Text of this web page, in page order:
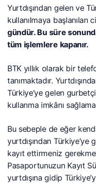
Yurtdışından gelen ve
kullanılmaya başlanılan
gündür. Bu süre
tüm işlemlere kapanır.
BTK yıllık olarak bir
tanımaktadır.
Türkiye’ye gelen
kullanma imkânı
Bu sebeple de eğer
yurtdışından
kayıt ettirmeniz
Pasaportunuzun Kayıt
yurtdışına gidip